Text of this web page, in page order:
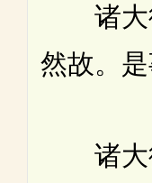
诸大
然故。
诸大